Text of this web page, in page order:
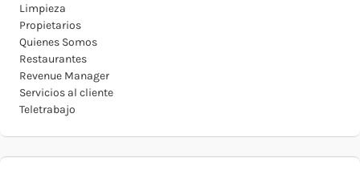
Limpieza
Propietarios
Quienes Somos
Restaurantes
Revenue Manager
Servicios al cliente
Teletrabajo